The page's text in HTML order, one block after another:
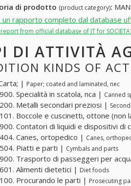
di prodotto (product category):
rapporto completo dal database
from official database of IT for SOCIETA'
DI ATTIVITÀ
KINDS OF
| Paper; coated and laminated, nec
Specialità in scatola, nca | Canned
Metalli secondari preziosi |
Boccole e cuscinetti, ottone (non
Contatori di liquidi e dispositivi di
Canes, ortopedico | Canes,
Piatti e parti | Cymbals and parts
Trasporto di passeggeri per
Alimenti dietetici | Diet foods
Procurando le parti | Prosecuting